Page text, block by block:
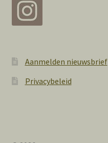
Aanmelden nieuwsbrief
Privacybeleid